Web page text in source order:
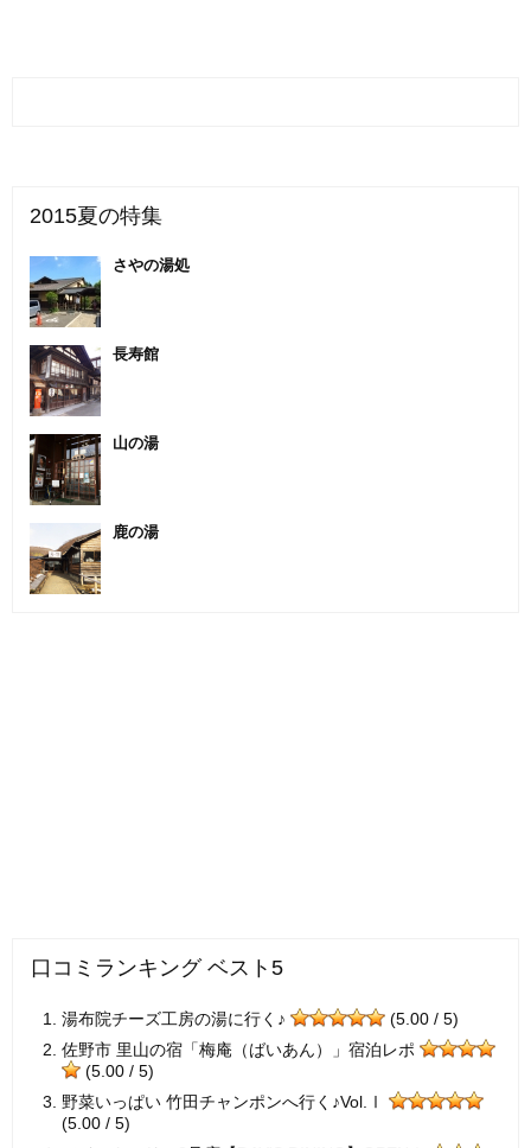
2015夏の特集
さやの湯処
長寿館
山の湯
鹿の湯
口コミランキング ベスト5
湯布院チーズ工房の湯に行く♪
(5.00 / 5)
佐野市 里山の宿「梅庵（ばいあん）」宿泊レポ
(5.00 / 5)
野菜いっぱい 竹田チャンポンへ行く♪Vol.Ⅰ
(5.00 / 5)